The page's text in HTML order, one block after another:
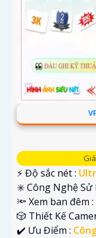
️⚡ Độ sắc nét :
✳️ Công Nghệ Sử
🔦 Xem ban đêm :
🎲 Thiết Kế
️✔️ Ưu Điểm :